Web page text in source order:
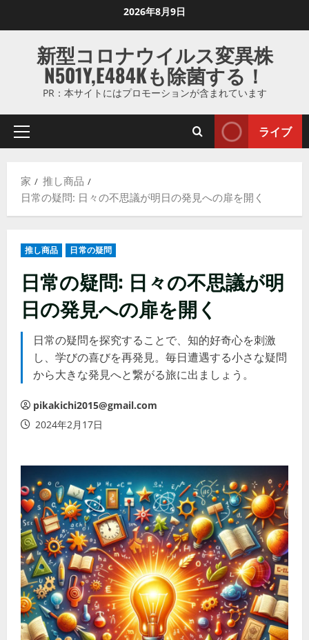
ス
ッ
す
2026年8月9日
新型コロナウイルス変異株
N501Y,E484Kも除菌する！
PR：本サイトにはプロモーションが含まれています
プ
マ
リ
ュ
ー
ライブ
家
推し商品
日常の疑問: 日々の不思議が明日の発見への扉を開く
推し商品 日常の疑問
日常の疑問: 日々の不思議が明
日の発見への扉を開く
日常の疑問を探究することで、知的好奇心を刺激
し、学びの喜びを再発見。毎日遭遇する小さな疑問
から大きな発見へと繋がる旅に出ましょう。
pikakichi2015@gmail.com
2024年2月17日